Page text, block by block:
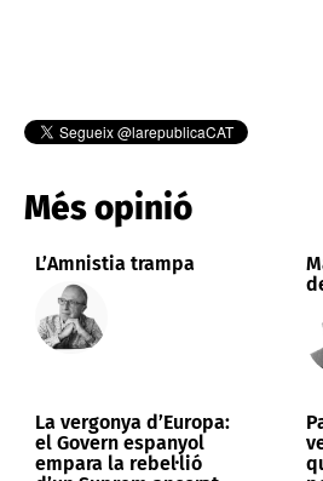
Més opinió
L’Amnistia trampa
La vergonya d’Europa:
el Govern espanyol
empara la rebel·lió